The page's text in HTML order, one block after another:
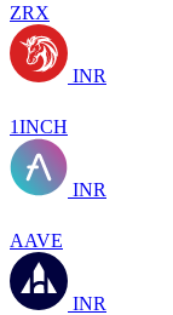
ZRX
INR
1INCH
INR
AAVE
INR